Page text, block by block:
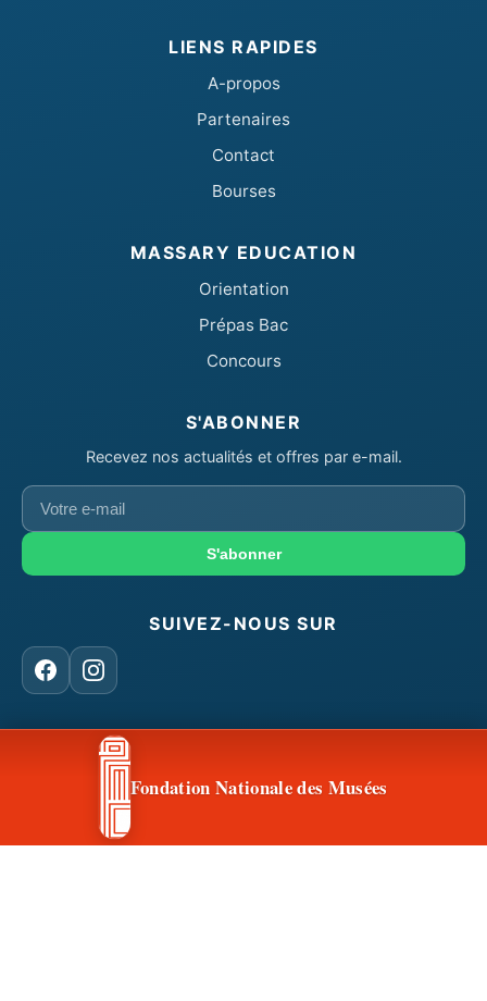
LIENS RAPIDES
A-propos
Partenaires
Contact
Bourses
MASSARY EDUCATION
Orientation
Prépas Bac
Concours
S'ABONNER
Recevez nos actualités et offres par e-mail.
Votre
e-
S'abonner
SUIVEZ-NOUS SUR
FacebookInstagram
CONTACT & ACCÈS
Fondation Nationale des Musées